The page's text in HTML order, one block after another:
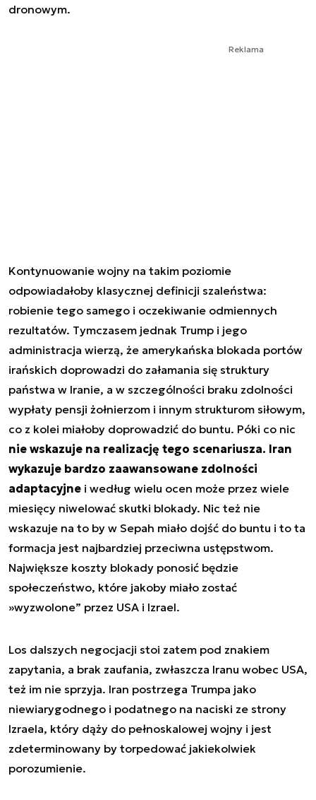
dronowym.
Reklama
Kontynuowanie wojny na takim poziomie
odpowiadałoby klasycznej definicji szaleństwa:
robienie tego samego i oczekiwanie odmiennych
rezultatów. Tymczasem jednak Trump i jego
administracja wierzą, że amerykańska blokada portów
irańskich doprowadzi do załamania się struktury
państwa w Iranie, a w szczególności braku zdolności
wypłaty pensji żołnierzom i innym strukturom siłowym,
co z kolei miałoby doprowadzić do buntu. Póki co nic
nie wskazuje na realizację tego scenariusza. Iran
wykazuje bardzo zaawansowane zdolności
adaptacyjne i według wielu ocen może przez wiele
miesięcy niwelować skutki blokady. Nic też nie
wskazuje na to by w Sepah miało dojść do buntu i to ta
formacja jest najbardziej przeciwna ustępstwom.
Największe koszty blokady ponosić będzie
społeczeństwo, które jakoby miało zostać
»wyzwolone” przez USA i Izrael.
Los dalszych negocjacji stoi zatem pod znakiem
zapytania, a brak zaufania, zwłaszcza Iranu wobec USA,
też im nie sprzyja. Iran postrzega Trumpa jako
niewiarygodnego i podatnego na naciski ze strony
Izraela, który dąży do pełnoskalowej wojny i jest
zdeterminowany by torpedować jakiekolwiek
porozumienie.